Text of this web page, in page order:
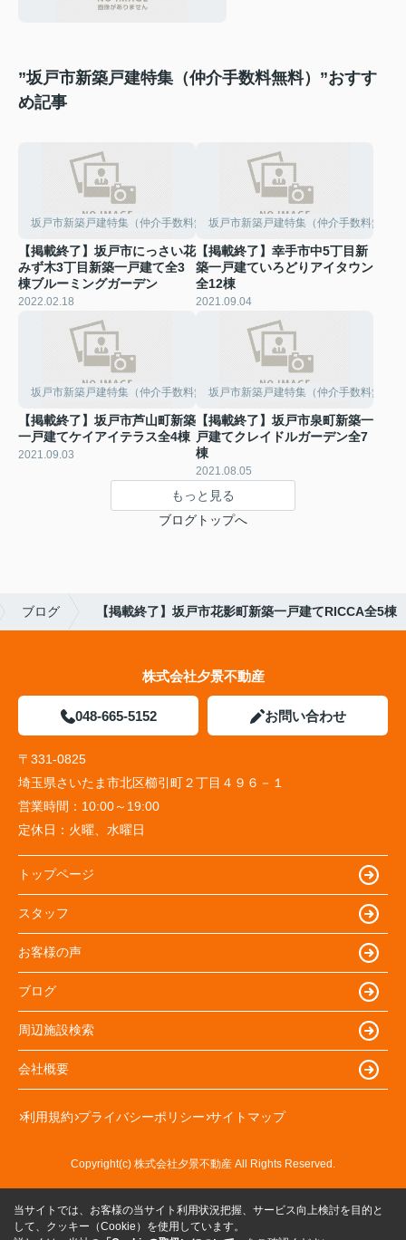
”坂戸市新築戸建特集（仲介手数料無料）”おすす
め記事
坂戸市新築戸建特集（仲介手数料無料）
【掲載終了】坂戸市にっさい花
みず木3丁目新築一戸建て全3
棟ブルーミングガーデン
2022.02.18
坂戸市新築戸建特集（仲介手数料無料）
【掲載終了】幸手市中5丁目新
築一戸建ていろどりアイタウン
全12棟
2021.09.04
坂戸市新築戸建特集（仲介手数料無料）
【掲載終了】坂戸市芦山町新築
一戸建てケイアイテラス全4棟
2021.09.03
坂戸市新築戸建特集（仲介手数料無料）
【掲載終了】坂戸市泉町新築一
戸建てクレイドルガーデン全7
棟
2021.08.05
もっと見る
ブログトップへ
ブログ 【掲載終了】坂戸市花影町新築一戸建てRICCA全5棟
株式会社夕景不動産
048-665-5152 お問い合わせ
〒331-0825
埼玉県さいたま市北区櫛引町２丁目４９６－１
営業時間： 10:00～19:00
定休日： 火曜、水曜日
トップページ
スタッフ
お客様の声
ブログ
周辺施設検索
会社概要
利用規約 プライバシーポリシー サイトマップ
Copyright(c) 株式会社夕景不動産 All Rights Reserved.
当サイトでは、お客様の当サイト利用状況把握、サービス向上検討を目的と
して、クッキー（Cookie）を使用しています。